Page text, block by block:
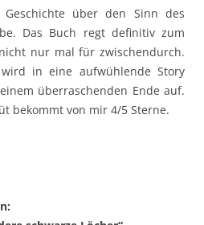
über den Sinn des
Das Buch regt definitiv zum
nur mal für zwischendurch.
wird in eine aufwühlende Story
überraschenden Ende auf.
bekommt von mir 4/5 Sterne.